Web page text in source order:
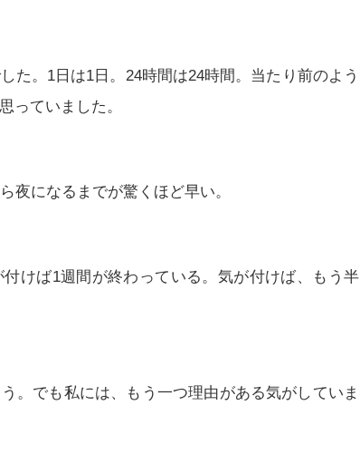
た。1日は1日。24時間は24時間。当たり前のよう
っていました。
夜になるまでが驚くほど早い。
けば1週間が終わっている。気が付けば、もう半
。でも私には、もう一つ理由がある気がしていま